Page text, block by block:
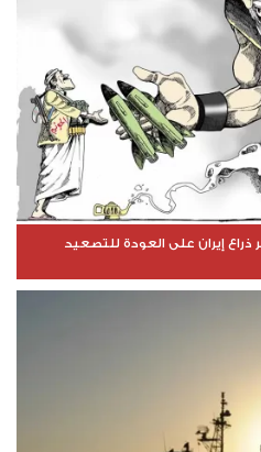
ذراع إيران على العودة للتصعيد